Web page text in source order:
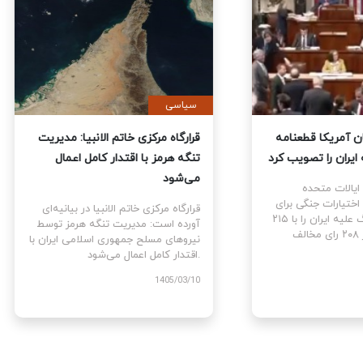
آمریکا قطعنامه
جنگ علیه ایران را تصویب کرد
ایالات متحده
قطعنامه اختیارات جنگی برای
سیاسی
قرارگاه مرکزی خاتم الانبیا:
تنگه هرمز با اقتدار کامل اعمال
قرارگاه مرکزی خاتم الانبیا در
آورده است: مدیریت تنگه هرمز
نیروهای مسلح جمهوری اسلامی